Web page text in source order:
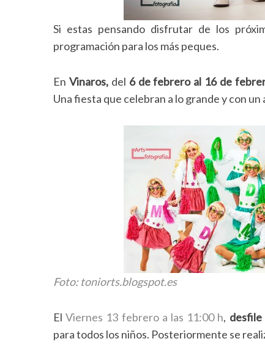
Si estas pensando disfrutar de los
programación para los más peques.
En Vinaros,del 6 de febrero al 16 de
Una fiesta que celebran a lo grande y con
Foto: toniorts.blogspot.es
ElViernes 13 febrero a las 11:00 h,
para todos los niños. Posteriormente se
e
a
f
r